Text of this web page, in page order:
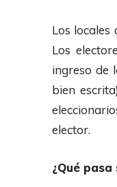
Los locales
Los
ingreso de
bien
elector.
¿Qué